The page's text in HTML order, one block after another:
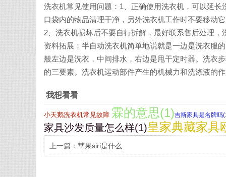
洗衣机常见使用问题：1、正确使用洗衣机，可以延
口袋内的物品清理干净，另外洗衣机工作时不要移动
2、洗衣机损坏后不要自行拆解，最好联系售后处理，
资料拓展：半自动洗衣机简单地说就是一边是洗衣服
般左边是洗衣，中间排水，右边是甩干定时器。洗衣
的三要素。洗衣机运动部件产生的机械力和洗涤液的
我想看看
小天鹅洗衣机常见故障 霖的意思(1)吉斯家具是名牌吗
家具沙发质量怎么样(1)皇家典藏家具
上一篇： 苹果siri是什么